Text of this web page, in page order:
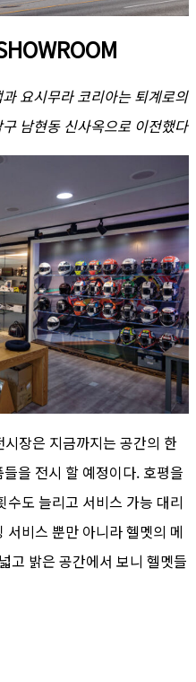
요시무라 코리아는 퇴계로의
남현동 신사옥으로 이전했다
장은 지금까지는 공간의 한
을 전시 할 예정이다. 호평을
도 늘리고 서비스 가능 대리
비스 뿐만 아니라 헬멧의 메
고 밝은 공간에서 보니 헬멧들